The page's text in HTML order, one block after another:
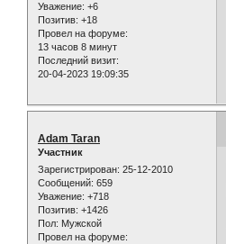
Уважение: +6
Позитив: +18
Провел на форуме:
13 часов 8 минут
Последний визит:
20-04-2023 19:09:35
Adam Taran
Участник
Зарегистрирован: 25-12-2010
Сообщений: 659
Уважение: +718
Позитив: +1426
Пол: Мужской
Провел на форуме: